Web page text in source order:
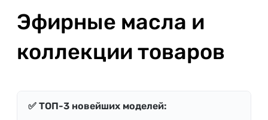
Эфирные масла и
коллекции товаров
✅ ТОП-3 новейших моделей: